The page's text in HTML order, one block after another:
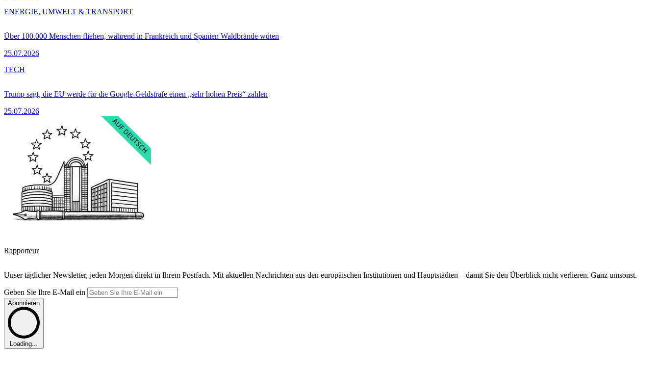
Über 100.000 Menschen fliehen, während in Frankreich und Spanien Waldbrände wüten
25.07.2026
ENERGIE, UMWELT & TRANSPORT
Trump sagt, die EU werde für die Google-Geldstrafe einen „sehr hohen Preis“ zahlen
25.07.2026
TECH
Rapporteur
Unser täglicher Newsletter, jeden Morgen direkt in Ihrem Postfach. Mit aktuellen Nachrichten aus den europäischen Institutionen und Hauptstädten – damit Sie den Überblick nicht verlieren. Ganz umsonst.
Geben Sie Ihre E-Mail ein
Abonnieren
Loading...